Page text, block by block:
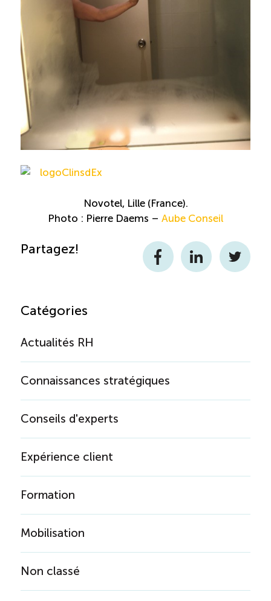
Programme EMERIT
Cuisinier : alternance travail-étude
Apprentissage en milieu de travail
Reconnaissance des compétences
Diagnostic Nord-du-Québec
Boomerang
Saisonnalité
Devenir membre
Novotel, Lille (France).
Photo : Pierre Daems – Aube Conseil
Partagez!
FacebookLinkedInTwitter
Catégories
Actualités RH
Connaissances stratégiques
Conseils d'experts
Expérience client
Formation
Mobilisation
Non classé